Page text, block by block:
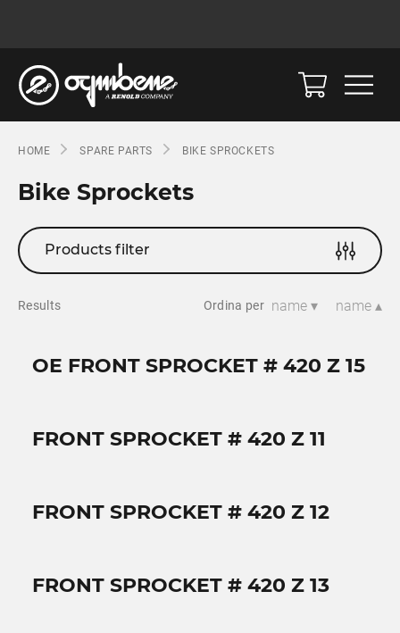
HOME SPARE PARTS BIKE SPROCKETS
Bike Sprockets
Products filter
Results Ordina per name ▾ name ▴
OE FRONT SPROCKET # 420 Z 15
FRONT SPROCKET # 420 Z 11
FRONT SPROCKET # 420 Z 12
FRONT SPROCKET # 420 Z 13